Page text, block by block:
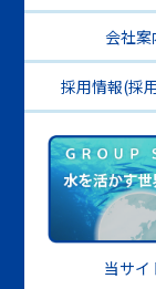
会社案
採用情報(採
当サイ